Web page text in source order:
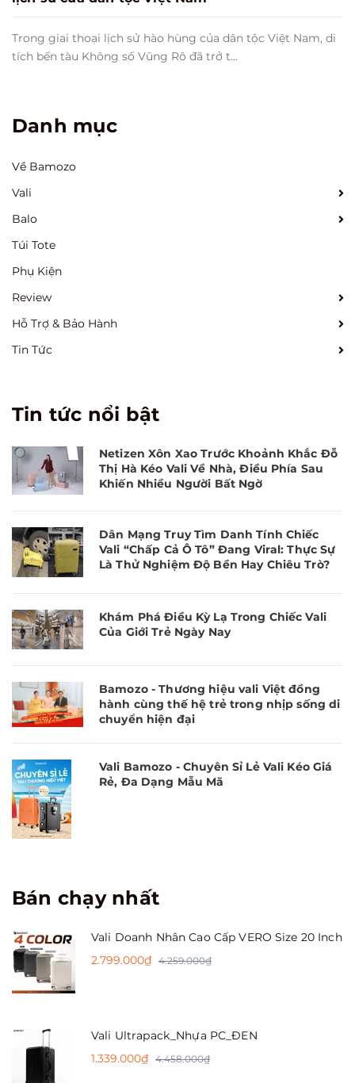
Trong giai thoại lịch sử hào hùng của dân tộc Việt Nam, di
tích bến tàu Không số Vũng Rô đã trở t...
Danh mục
Về Bamozo
Vali
Balo
Túi Tote
Phụ Kiện
Review
Hỗ Trợ & Bảo Hành
Tin Tức
Tin tức nổi bật
Netizen Xôn Xao Trước Khoảnh Khắc Đỗ
Thị Hà Kéo Vali Về Nhà, Điều Phía Sau
Khiến Nhiều Người Bất Ngờ
Dân Mạng Truy Tìm Danh Tính Chiếc
Vali “Chấp Cả Ô Tô” Đang Viral: Thực Sự
Là Thử Nghiệm Độ Bền Hay Chiêu Trò?
Khám Phá Điều Kỳ Lạ Trong Chiếc Vali
Của Giới Trẻ Ngày Nay
Bamozo - Thương hiệu vali Việt đồng
hành cùng thế hệ trẻ trong nhịp sống di
chuyển hiện đại
Vali Bamozo - Chuyên Sỉ Lẻ Vali Kéo Giá
Rẻ, Đa Dạng Mẫu Mã
Bán chạy nhất
Vali Doanh Nhân Cao Cấp VERO Size 20 Inch
2.799.000₫ 4.259.000₫
Vali Ultrapack_Nhựa PC_ĐEN
1.339.000₫ 4.458.000₫